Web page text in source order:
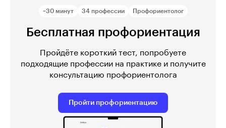
~30 минут 34 профессии Профориентолог
Бесплатная профориентация
Пройдёте короткий тест, попробуете
подходящие профессии на практике и получите
консультацию профориентолога
Пройти профориентацию